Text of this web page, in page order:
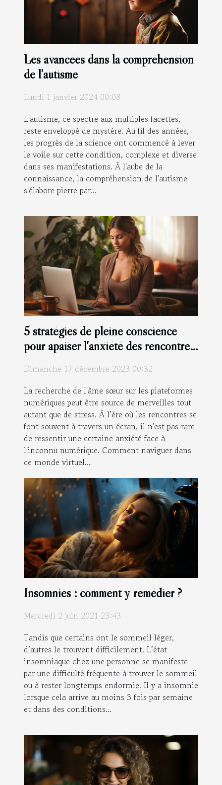
Les avancées dans la compréhension
de l'autisme
Lundi 1 janvier 2024 00:08
L'autisme, ce spectre aux multiples facettes,
reste enveloppé de mystère. Au fil des années,
les progrès de la science ont commencé à lever
le voile sur cette condition, complexe et diverse
dans ses manifestations. À l'aube de la
connaissance, la compréhension de l'autisme
s'élabore pierre par...
5 stratégies de pleine conscience
pour apaiser l'anxiété des rencontres
Dimanche 17 décembre 2023 00:32
La recherche de l'âme sœur sur les plateformes
numériques peut être source de merveilles tout
autant que de stress. À l’ère où les rencontres se
font souvent à travers un écran, il n'est pas rare
de ressentir une certaine anxiété face à
l'inconnu numérique. Comment naviguer dans
ce monde virtuel...
Insomnies : comment y remédier ?
Mercredi 2 juin 2021 23:43
Tandis que certains ont le sommeil léger,
d’autres le trouvent difficilement. L’état
insomniaque chez une personne se manifeste
par une difficulté fréquente à trouver le sommeil
ou à rester longtemps endormie. Il y a insomnie
lorsque cela arrive au moins 3 fois par semaine
et dans des conditions...